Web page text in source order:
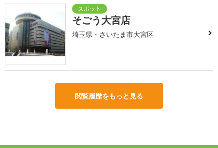
そごう大宮店
埼玉県・さいたま市大宮区
閲覧履歴をもっと見る